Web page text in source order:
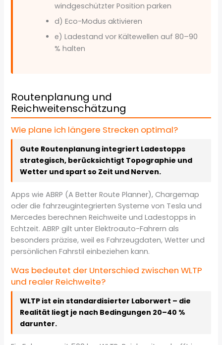
windgeschützter Position parken
d) Eco-Modus aktivieren
e) Ladestand vor Kältewellen auf 80–90
% halten
Routenplanung und
Reichweitenschätzung
Wie plane ich längere Strecken optimal?
Gute Routenplanung integriert Ladestopps
strategisch, berücksichtigt Topographie und
Wetter und spart so Zeit und Nerven.
Apps wie ABRP (A Better Route Planner), Chargemap
oder die fahrzeugintegrierten Systeme von Tesla und
Mercedes berechnen Reichweite und Ladestopps in
Echtzeit. ABRP gilt unter Elektroauto-Fahrern als
besonders präzise, weil es Fahrzeugdaten, Wetter und
persönlichen Fahrstil einbeziehen kann.
Was bedeutet der Unterschied zwischen WLTP
und realer Reichweite?
WLTP ist ein standardisierter Laborwert – die
Realität liegt je nach Bedingungen 20–40 %
darunter.